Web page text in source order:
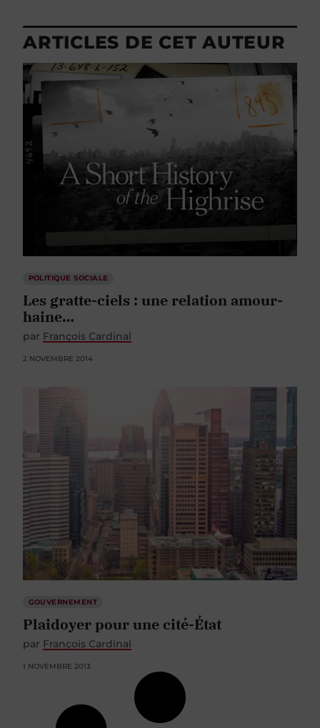
ARTICLES DE CET AUTEUR
POLITIQUE SOCIALE
Les gratte-ciels : une relation amour-
haine…
par François Cardinal
2 NOVEMBRE 2014
GOUVERNEMENT
Plaidoyer pour une cité-État
par François Cardinal
1 NOVEMBRE 2013